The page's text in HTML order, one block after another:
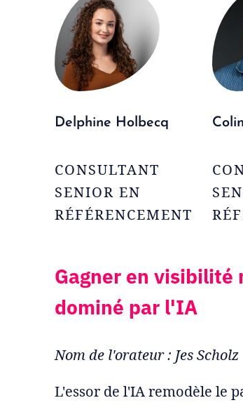
Delphine Holbecq
CONSULTANT
SENIOR EN
RÉFÉRENCEMENT
Gagner en visibilité
dominé par l'IA
Nom de l'orateur : Jes Scholz
L'essor de l'IA remodèle le